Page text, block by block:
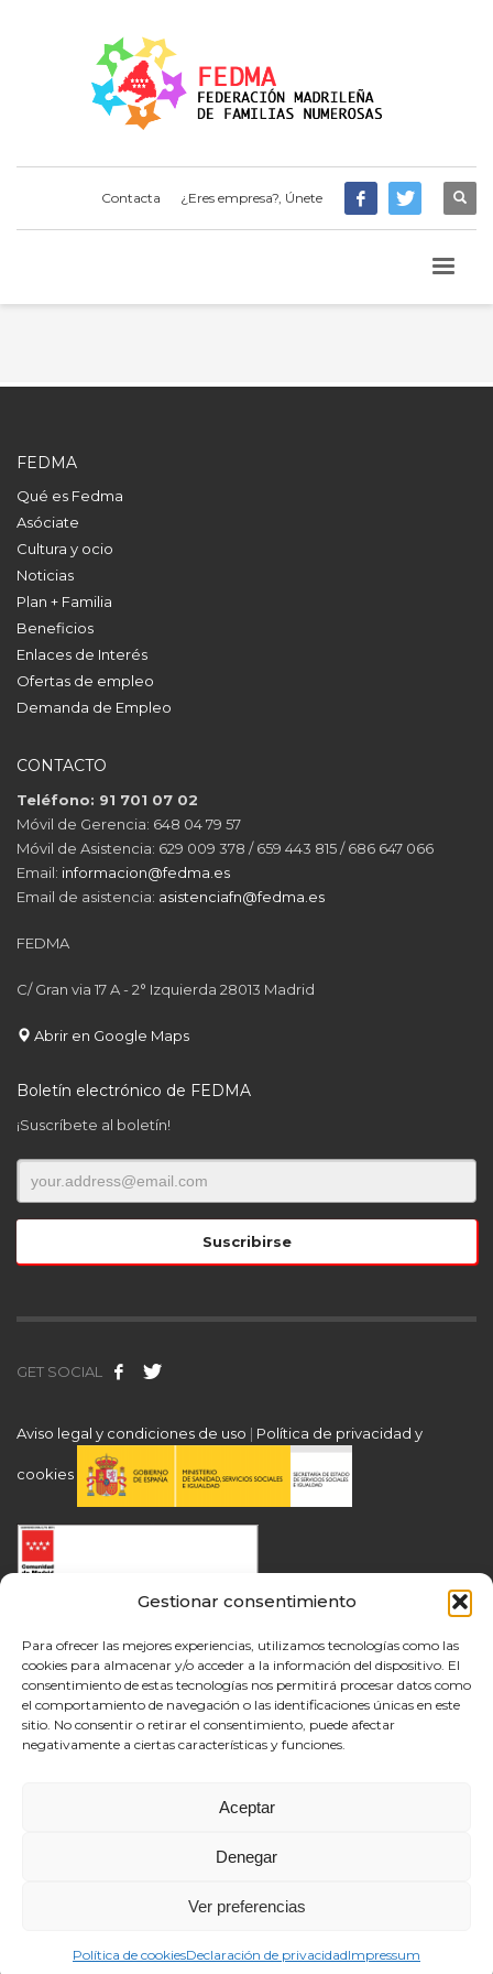
Gestionar consentimiento
Para ofrecer las mejores experiencias, utilizamos tecnologías como las
cookies para almacenar y/o acceder a la información del dispositivo. El
consentimiento de estas tecnologías nos permitirá procesar datos como
el comportamiento de navegación o las identificaciones únicas en este
sitio. No consentir o retirar el consentimiento, puede afectar
negativamente a ciertas características y funciones.
Aceptar
Denegar
Ver preferencias
Política de cookiesDeclaración de privacidadImpressum
Contacta ¿Eres empresa?, Únete
FEDMA
Qué es Fedma
Asóciate
Cultura y ocio
Noticias
Plan + Familia
Beneficios
Enlaces de Interés
Ofertas de empleo
Demanda de Empleo
CONTACTO
Teléfono: 91 701 07 02
Móvil de Gerencia: 648 04 79 57
Móvil de Asistencia: 629 009 378 / 659 443 815 / 686 647 066
Email: informacion@fedma.es
Email de asistencia: asistenciafn@fedma.es
FEDMA
C/ Gran via 17 A - 2° Izquierda 28013 Madrid
Abrir en Google Maps
Boletín electrónico de FEDMA
¡Suscríbete al boletín!
GET SOCIAL
Aviso legal y condiciones de uso | Política de privacidad y
cookies